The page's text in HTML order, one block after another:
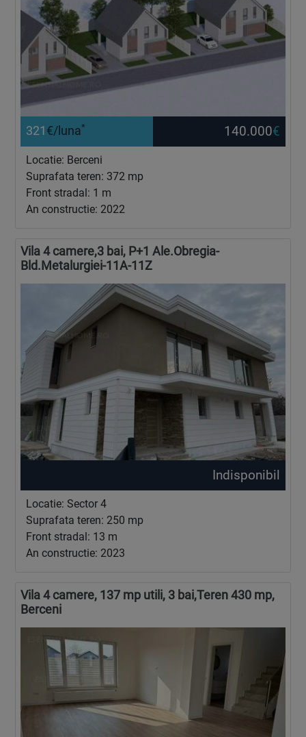
321 €/luna* 140.000€
Locatie: Berceni
Suprafata teren: 372 mp
Front stradal: 1 m
An constructie: 2022
Vila 4 camere,3 bai, P+1 Ale.Obregia-
Bld.Metalurgiei-11A-11Z
Indisponibil
Locatie: Sector 4
Suprafata teren: 250 mp
Front stradal: 13 m
An constructie: 2023
Vila 4 camere, 137 mp utili, 3 bai,Teren 430 mp,
Berceni